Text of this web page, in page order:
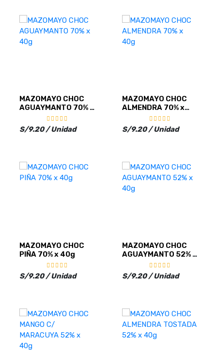
MAZOMAYO CHOC
AGUAYMANTO 70% x
S/9.20 / Unidad
MAZOMAYO CHOC
ALMENDRA 70% x
S/9.20 / Unidad
MAZOMAYO CHOC
PIÑA 70% x 40g
S/9.20 / Unidad
MAZOMAYO CHOC
AGUAYMANTO 52% x
S/9.20 / Unidad